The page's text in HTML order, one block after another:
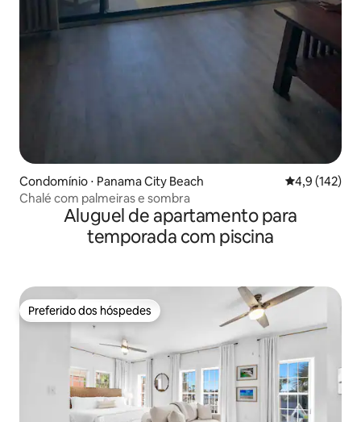
Condomínio ⋅ Panama City Beach 4,9 de uma
4,9 (142)
Chalé com palmeiras e sombra
Aluguel de apartamento para
temporada com piscina
Preferido dos hóspedes
Preferido dos hóspedes